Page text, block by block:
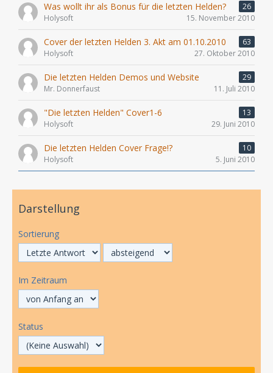
Was wollt ihr als Bonus für die letzten Helden?
26
Holysoft
15. November 2010
Cover der letzten Helden 3. Akt am 01.10.2010
63
Holysoft
27. Oktober 2010
Die letzten Helden Demos und Website
29
Mr. Donnerfaust
11. Juli 2010
"Die letzten Helden" Cover1-6
13
Holysoft
29. Juni 2010
Die letzten Helden Cover Frage!?
10
Holysoft
5. Juni 2010
Darstellung
Sortierung
Im Zeitraum
Status